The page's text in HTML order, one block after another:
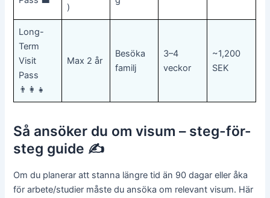
)
Long-
Term
Visit
Pass
👨‍👩‍👧
Max 2 år
Besöka
familj
3–4
veckor
~1,200
SEK
Så ansöker du om visum – steg-för-
steg guide ✍️
Om du planerar att stanna längre tid än 90 dagar eller åka
för arbete/studier måste du ansöka om relevant visum. Här